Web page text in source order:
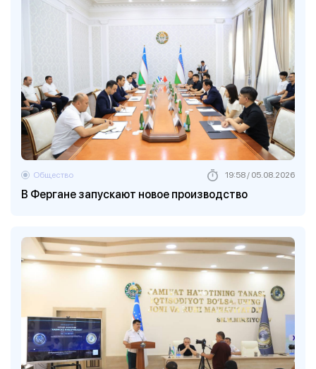
В Фергане запускают новое производство
Общество 19:58 / 05.08.2026